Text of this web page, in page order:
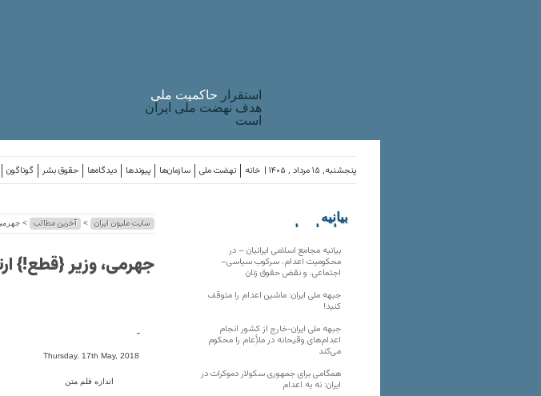
استقرار حاکميت ملی
هدف نهضت ملی ایران
است
گوناگون حقوق بشر دیدگاه‌ها پیوندها سازمان‌ها نهضت ملی خانه پنجشنبه, ۱۵ مرداد , ۱۴۰۵ |
سایت ملیون ایران > آخرین مطالب >
جهرمی، وزیر {قطع!}
-
Thursday, 17th May, 2018
اندازه قلم متن
بیانیه
سازمان‌های
بیانیه مجامع اسلامی ایرانیان – در
محکومیت اعدام، سرکوب سیاسی–
اجتماعی، و نقض حقوق زنان
جبهه ملی ایران: ماشین اعدام را متوقف
کنید!
جبهه ملی ایران-خارج از کشور انجام
اعدام‌های وقیحانه در ملأِعام را محکوم
می‌کند
همگامی برای جمهوری سکولار دموکرات در
ایران: نه به اعدام